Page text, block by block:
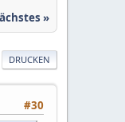
»
DRUCKEN
#30